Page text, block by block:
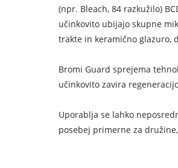
(npr. Bleach, 84 razkužilo)
učinkovito ubijajo skupne
trakte in keramično glazuro,
Bromi Guard sprejema
učinkovito zavira
Uporablja se lahko
posebej primerne za